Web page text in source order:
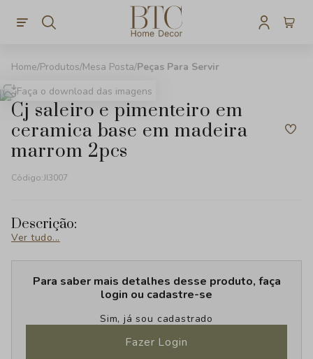
Produtos Mesa Posta Peças Para Servir
Faça o download das imagens
cj saleiro e pimenteiro em
ceramica base em madeira
marrom 2pcs
Código:JI3007
Descrição:
Ver tudo...
Para saber mais detalhes desse produto, faça
login ou cadastre-se
Sim, já sou cadastrado
Fazer Login